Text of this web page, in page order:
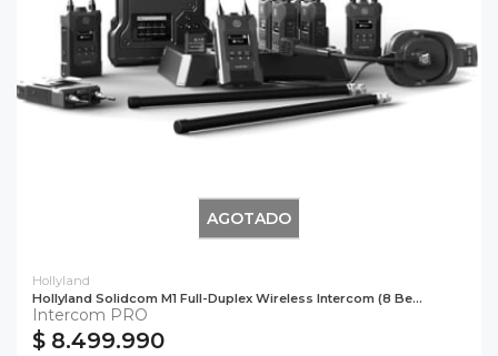
AGOTADO
Hollyland
Hollyland Solidcom M1 Full-Duplex Wireless Intercom (8 Be...
Intercom PRO
$ 8.499.990